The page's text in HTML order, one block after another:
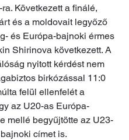
Következett a finálé,
és a moldovait legyőző
és Európa-bajnoki érmes
Shirinova következett. A
nyitott kérdést nem
birkózással 11:0
felül ellenfelét a
az U20-as Európa-
mellé begyűjtötte az U23-
címet is.